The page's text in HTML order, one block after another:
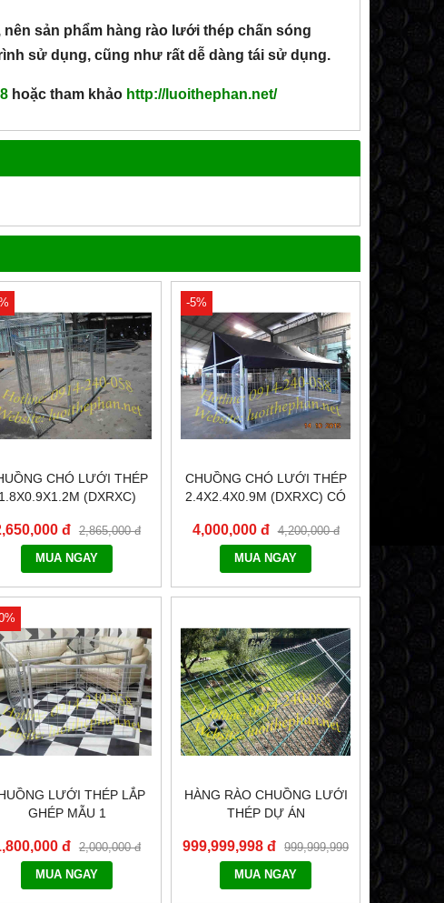
sản phẩm hàng rào lưới thép chấn sóng
sử dụng, cũng như rất dễ dàng tái sử dụng.
hoặc tham khảo http://luoithephan.net/
CHÓ LƯỚI THÉP
1.8X0.9X1.2M (DXRXC)
đ 2,865,000 đ
MUA NGAY
-5%
CHUỒNG CHÓ LƯỚI THÉP
2.4X2.4X0.9M (DXRXC) CÓ
4,000,000 đ 4,200,000 đ
MUA NGAY
LƯỚI THÉP LẮP
GHÉP MẪU 1
đ 2,000,000 đ
MUA NGAY
HÀNG RÀO CHUỒNG LƯỚI
THÉP DỰ ÁN
999,999,998 đ
999,999,999
đ
MUA NGAY